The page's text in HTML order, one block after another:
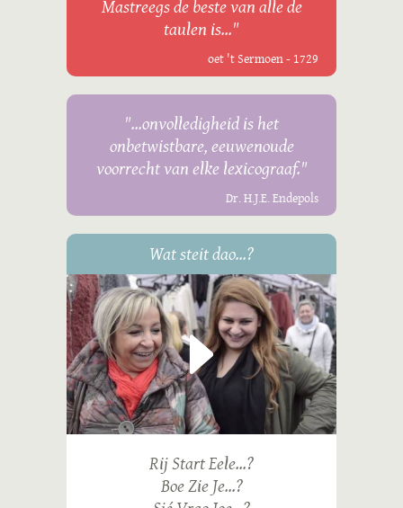
Mastreegs de beste van alle de
taulen is..."
oet 't Sermoen - 1729
"...onvolledigheid is het
onbetwistbare, eeuwenoude
voorrecht van elke lexicograaf."
Dr. H.J.E. Endepols
Wat steit dao...?
Rij Start Eele...?
Boe Zie Je...?